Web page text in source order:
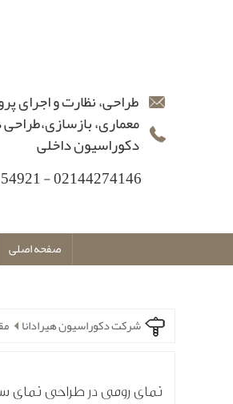
طراحی، نظارت و اجرای
معماری،
دکوراسیون داخلی
02144274146 - 09125754921
صفحه اصلی
شرکت دکوراسیون هیرادانا
نمای رومی در طراحی نمای